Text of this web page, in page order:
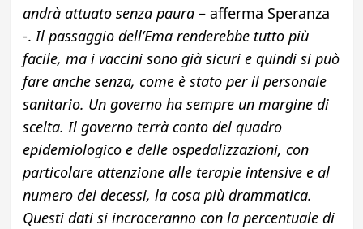
andrà attuato senza paura – afferma Speranza
-.Il passaggio dell’Ema renderebbe tutto più
facile, ma i vaccini sono già sicuri e quindi si può
fare anche senza, come è stato per il personale
sanitario. Un governo ha sempre un margine di
scelta. Il governo terrà conto del quadro
epidemiologico e delle ospedalizzazioni, con
particolare attenzione alle terapie intensive e al
numero dei decessi, la cosa più drammatica.
Questi dati si incroceranno con la percentuale di